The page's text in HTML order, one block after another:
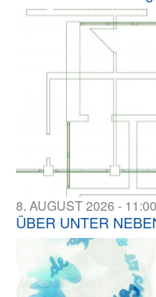
8. AUGUST 2026 -
ÜBER UNTER